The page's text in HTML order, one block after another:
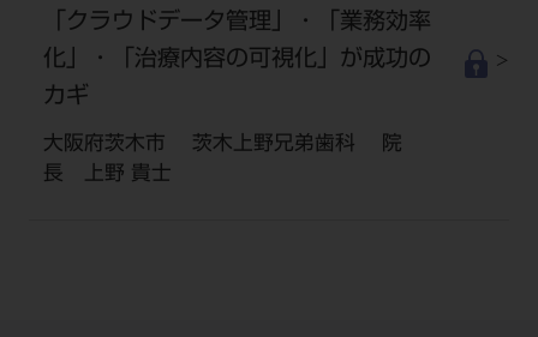
「クラウドデータ管理」・「業務効率
化」・「治療内容の可視化」が成功の
カギ
大阪府茨木市 茨木上野兄弟歯科 院
長 上野 貴士